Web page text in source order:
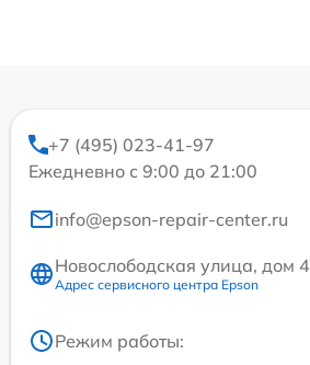
+7 (495) 023-41-97
Ежедневно с 9:00 до 21:00
info@epson-repair-center.ru
Новослободская улица, дом 4
Адрес сервисного центра Epson
Режим работы: